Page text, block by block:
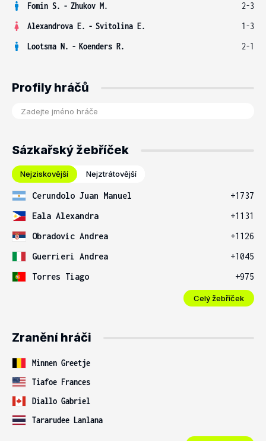
Fomin S. - Zhukov M.
2-3
Alexandrova E. - Svitolina E.
1-3
Lootsma N. - Koenders R. 2-1
Profily hráčů
Sázkařský žebříček
Nejziskovější Nejztrátovější
Cerundolo Juan Manuel
+1737
Eala Alexandra
+1131
Obradovic Andrea
+1126
Guerrieri Andrea
+1045
Torres Tiago
+975
Celý žebříček
Zranění hráči
Minnen Greetje
Tiafoe Frances
Diallo Gabriel
Tararudee Lanlana